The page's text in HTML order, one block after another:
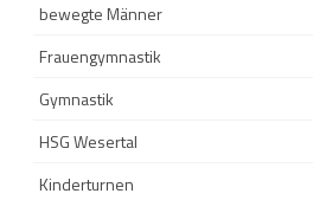
bewegte Männer
Frauengymnastik
Gymnastik
HSG Wesertal
Kinderturnen